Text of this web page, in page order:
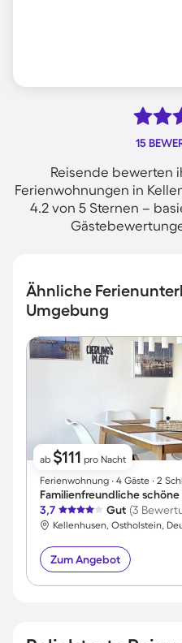
15
Reisende bewerten
Ferienwohnungen in
4.2 von 5 Sternen –
Ähnliche
Umgebung
ab $111 pro Nacht
Ferienwohnung ∙ 4 Gäste ∙ 2
3,7
Gut (3
Kellenhusen, Ostholstein,
Zum Angebot